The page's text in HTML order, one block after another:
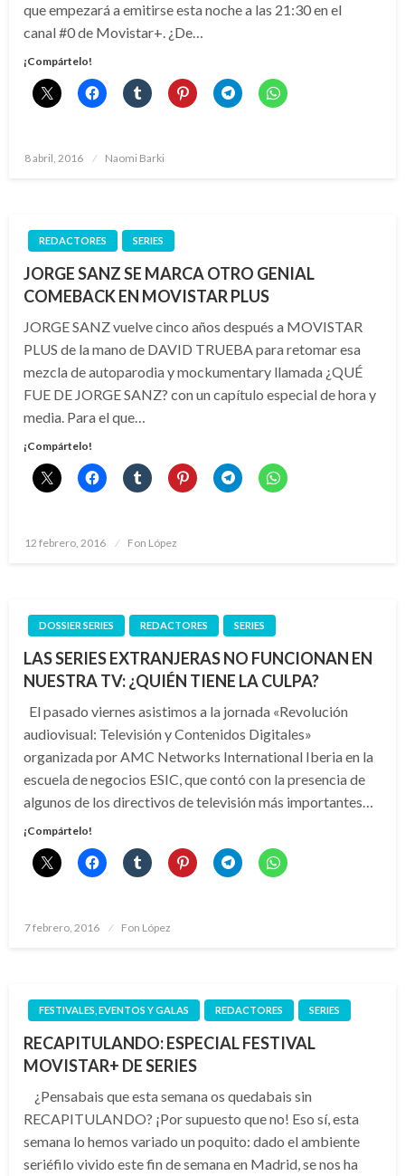
que empezará a emitirse esta noche a las 21:30 en el
canal #0 de Movistar+. ¿De…
¡Compártelo!
Publicado
8 abril, 2016 Naomi Barki
REDACTORES SERIES
JORGE SANZ SE MARCA OTRO GENIAL
COMEBACK EN MOVISTAR PLUS
JORGE SANZ vuelve cinco años después a MOVISTAR
PLUS de la mano de DAVID TRUEBA para retomar esa
mezcla de autoparodia y mockumentary llamada ¿QUÉ
FUE DE JORGE SANZ? con un capítulo especial de hora y
media. Para el que…
¡Compártelo!
Publicado
12 febrero, 2016 Fon López
DOSSIER SERIES REDACTORES SERIES
LAS SERIES EXTRANJERAS NO FUNCIONAN EN
NUESTRA TV: ¿QUIÉN TIENE LA CULPA?
El pasado viernes asistimos a la jornada «Revolución
audiovisual: Televisión y Contenidos Digitales»
organizada por AMC Networks International Iberia en la
escuela de negocios ESIC, que contó con la presencia de
algunos de los directivos de televisión más importantes…
¡Compártelo!
Publicado
7 febrero, 2016 Fon López
FESTIVALES, EVENTOS Y GALAS REDACTORES SERIES
RECAPITULANDO: ESPECIAL FESTIVAL
MOVISTAR+ DE SERIES
¿Pensabais que esta semana os quedabais sin
RECAPITULANDO? ¡Por supuesto que no! Eso sí, esta
semana lo hemos variado un poquito: dado el ambiente
seriéfilo vivido este fin de semana en Madrid, se nos ha